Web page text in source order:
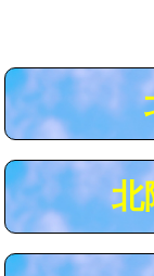
給水管工事※（
管・ポリ管・
給水管工事※（
マス交換（土の
北